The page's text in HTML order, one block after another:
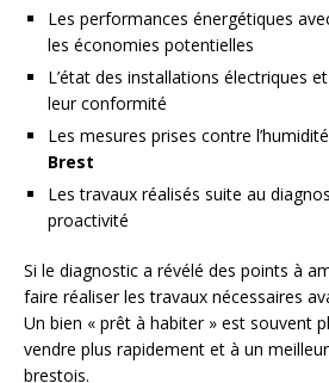
Les performances énergétiques
les économies potentielles
L’état des installations électriques
leur conformité
Les mesures prises contre
Brest
Les travaux réalisés suite au
proactivité
Si le diagnostic a révélé des points à
faire réaliser les travaux nécessaires
Un bien « prêt à habiter » est souvent
vendre plus rapidement et à un
brestois.